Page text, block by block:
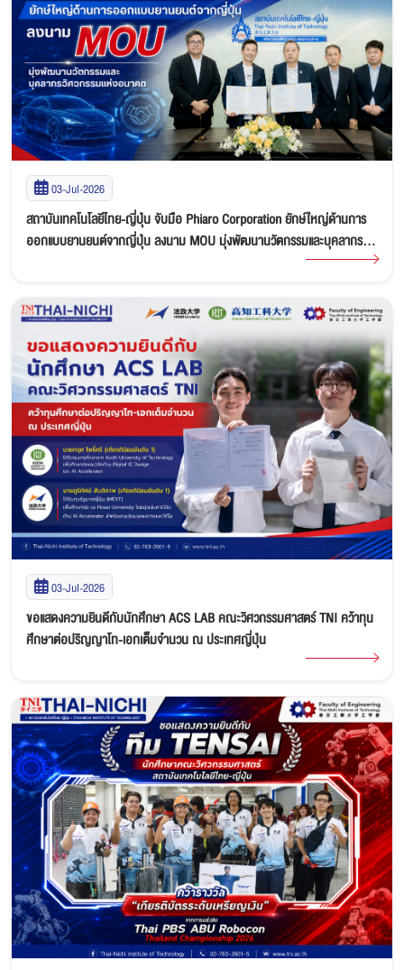
03-Jul-2026
สถาบันเทคโนโลยีไทย-ญี่ปุ่น จับมือ Phiaro Corporation ยักษ์ใหญ่ด้านการ
ออกแบบยานยนต์จากญี่ปุ่น ลงนาม MOU มุ่งพัฒนานวัตกรรมและบุคลากร
03-Jul-2026
ขอแสดงความยินดีกับนักศึกษา ACS LAB คณะวิศวกรรมศาสตร์ TNI คว้าทุน
ศึกษาต่อปริญญาโท-เอกเต็มจำนวน ณ ประเทศญี่ปุ่น